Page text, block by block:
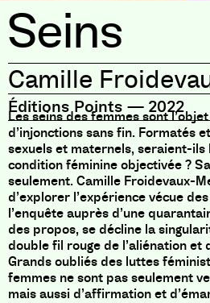
Seins
Camille
Éditions Points — 2022
Les seins des femmes sont
d’injonctions sans fin. Formatés
sexuels et maternels, seraient-ils
condition féminine objectivée ?
seulement. Camille Froidevaux-
d’explorer l’expérience vécue
l’enquête auprès d’une
des propos, se décline la
double fil rouge de l’aliénation et
Grands oubliés des luttes
femmes ne sont pas seulement
mais aussi d’affirmation et